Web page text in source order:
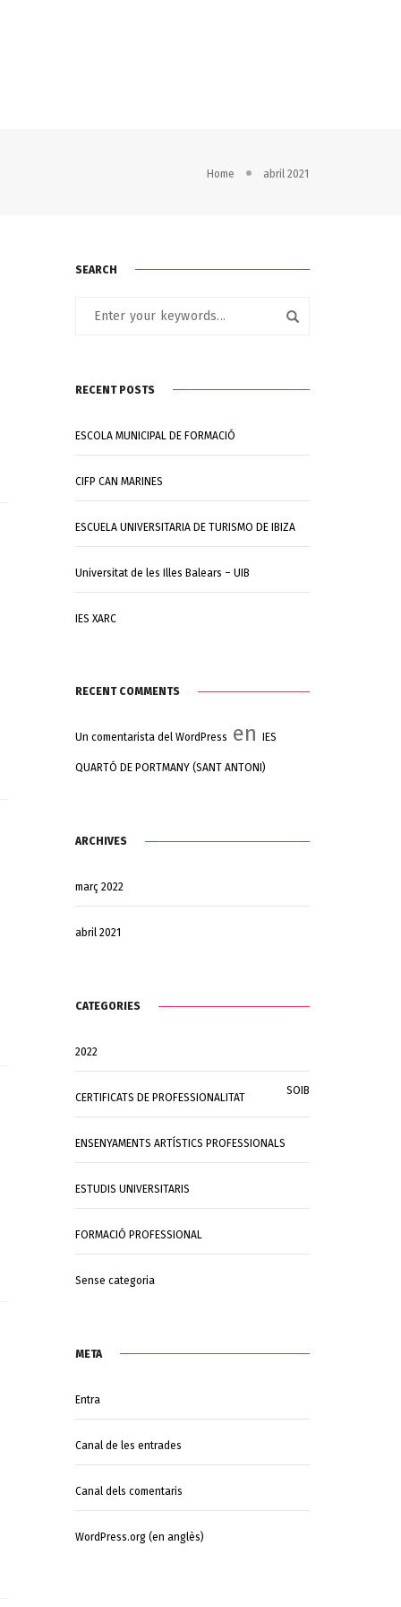
Home abril 2021
SEARCH
RECENT POSTS
ESCOLA MUNICIPAL DE FORMACIÓ
CIFP CAN MARINES
ESCUELA UNIVERSITARIA DE TURISMO DE IBIZA
Universitat de les Illes Balears – UIB
IES XARC
RECENT COMMENTS
Un comentarista del WordPress en IES
QUARTÓ DE PORTMANY (SANT ANTONI)
ARCHIVES
març 2022
abril 2021
CATEGORIES
2022
CERTIFICATS DE PROFESSIONALITAT
SOIB
ENSENYAMENTS ARTÍSTICS PROFESSIONALS
ESTUDIS UNIVERSITARIS
FORMACIÓ PROFESSIONAL
Sense categoria
META
Entra
Canal de les entrades
Canal dels comentaris
WordPress.org (en anglès)